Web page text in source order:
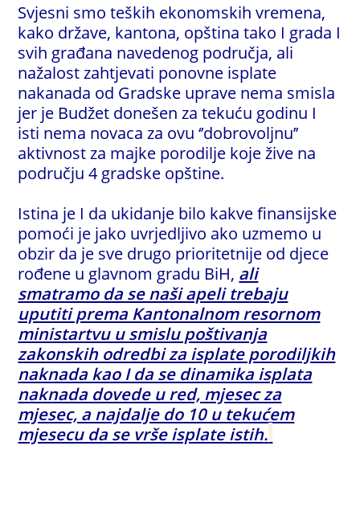
Svjesni smo teških ekonomskih vremena,
kako države, kantona, opština tako I grada I
svih građana navedenog područja, ali
nažalost zahtjevati ponovne isplate
nakanada od Gradske uprave nema smisla
jer je Budžet donešen za tekuću godinu I
isti nema novaca za ovu ‘’dobrovoljnu’’
aktivnost za majke porodilje koje žive na
području 4 gradske opštine.
Istina je I da ukidanje bilo kakve finansijske
pomoći je jako uvrjedljivo ako uzmemo u
obzir da je sve drugo prioritetnije od djece
rođene u glavnom gradu BiH, ali
smatramo da se naši apeli trebaju
uputiti prema Kantonalnom resornom
ministartvu u smislu poštivanja
zakonskih odredbi za isplate porodiljkih
naknada kao I da se dinamika isplata
naknada dovede u red, mjesec za
mjesec, a najdalje do 10 u tekućem
mjesecu da se vrše isplate istih.